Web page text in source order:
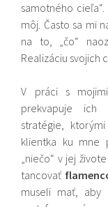
samotného
môj. Často sa mi
na to, „čo“
Realizáciu svojich
V práci s
prekvapuje ich
stratégie,
klientka ku mne
„niečo“ v jej
tancovať
museli mať, aby